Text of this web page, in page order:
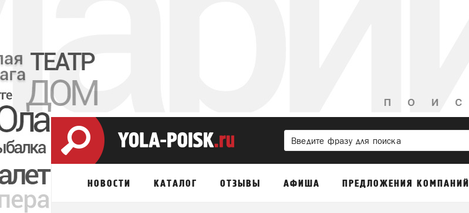
НОВОСТИ КАТАЛОГ ОТЗЫВЫ АФИША ПРЕДЛОЖЕНИЯ КОМПАНИЙ